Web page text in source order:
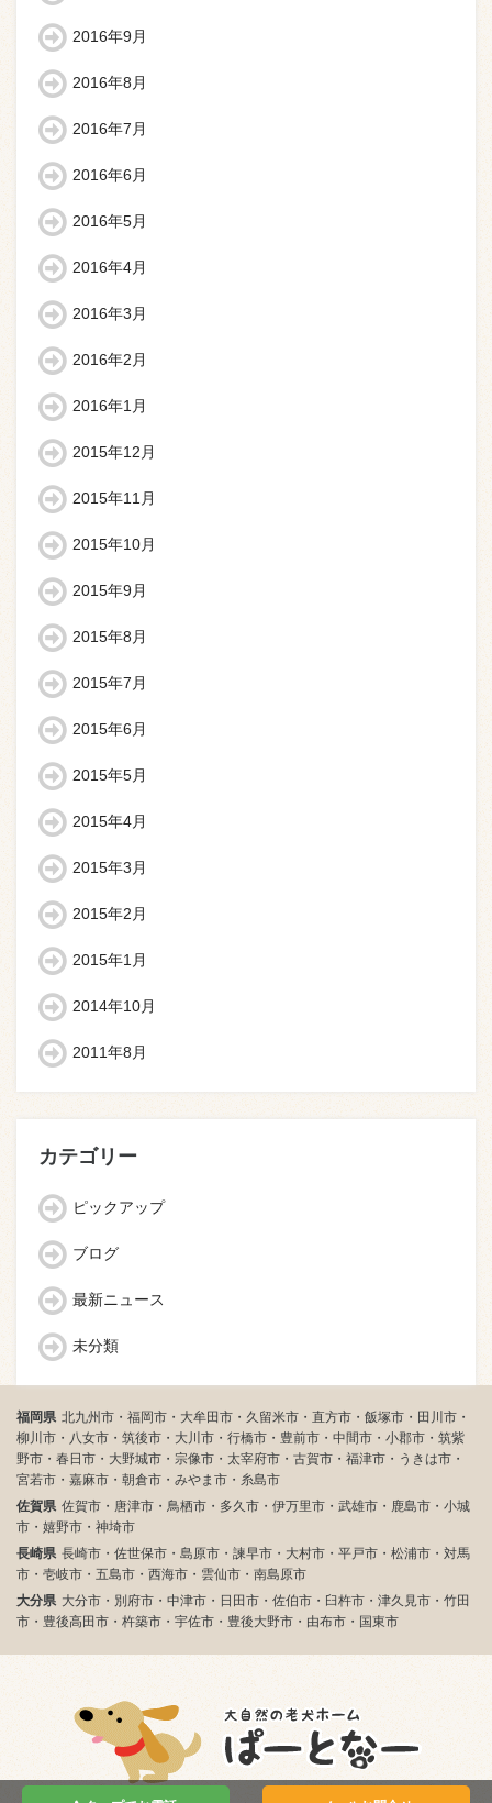
2016年9月
2016年8月
2016年7月
2016年6月
2016年5月
2016年4月
2016年3月
2016年2月
2016年1月
2015年12月
2015年11月
2015年10月
2015年9月
2015年8月
2015年7月
2015年6月
2015年5月
2015年4月
2015年3月
2015年2月
2015年1月
2014年10月
2011年8月
カテゴリー
ピックアップ
ブログ
最新ニュース
未分類
福岡県 北九州市・福岡市・大牟田市・久留米市・直方市・飯塚市・田川市・
柳川市・八女市・筑後市・大川市・行橋市・豊前市・中間市・小郡市・筑紫
野市・春日市・大野城市・宗像市・太宰府市・古賀市・福津市・うきは市・
宮若市・嘉麻市・朝倉市・みやま市・糸島市
佐賀県 佐賀市・唐津市・鳥栖市・多久市・伊万里市・武雄市・鹿島市・小城
市・嬉野市・神埼市
長崎県 長崎市・佐世保市・島原市・諫早市・大村市・平戸市・松浦市・対馬
市・壱岐市・五島市・西海市・雲仙市・南島原市
大分県 大分市・別府市・中津市・日田市・佐伯市・臼杵市・津久見市・竹田
市・豊後高田市・杵築市・宇佐市・豊後大野市・由布市・国東市